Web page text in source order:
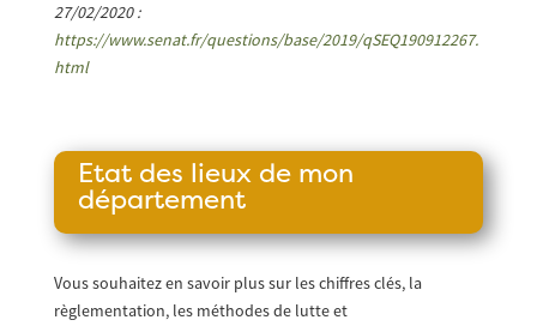
27/02/2020 :
https://www.senat.fr/questions/base/2019/qSEQ190912267.
html
Etat des lieux de mon
département
Vous souhaitez en savoir plus sur les chiffres clés, la
règlementation, les méthodes de lutte et